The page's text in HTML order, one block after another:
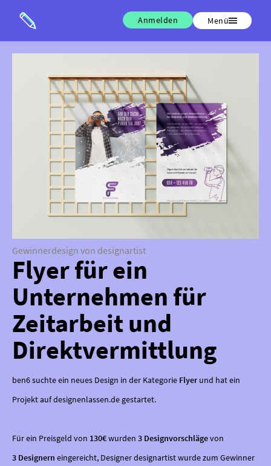
Anmelden Menü
Gewinnerdesign von designartist
Flyer für ein
Unternehmen für
Zeitarbeit und
Direktvermittlung
ben6 suchte ein neues Design in der Kategorie Flyerund hat ein
Projekt auf designenlassen.de gestartet.
Für ein Preisgeld von 130€wurden 3 Designvorschlägevon
3 Designern eingereicht, Designer designartist wurde zum Gewinner